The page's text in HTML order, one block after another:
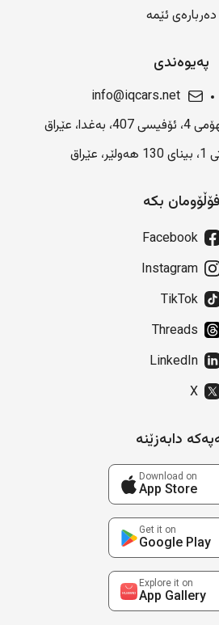
دەربارەی ئێمە
پەیوەندی
info@iqcars.net
فۆڵۆومان بکە
Facebook
Instagram
TikTok
Threads
LinkedIn
X
دابەزێنە
Download on
App Store
Get it on
Google Play
Explore it on
App Gallery